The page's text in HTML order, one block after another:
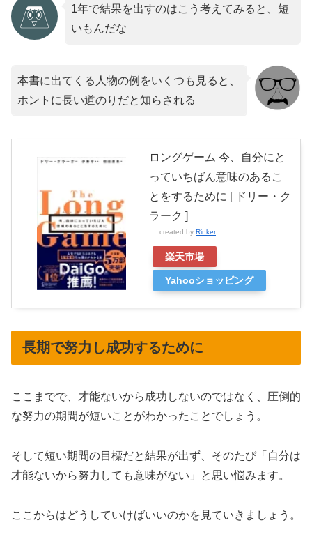
1年で結果を出すのはこう考えてみると、短
いもんだな
本書に出てくる人物の例をいくつも見ると、
ホントに長い道のりだと知らされる
ロングゲーム 今、自分にと
っていちばん意味のあるこ
とをするために [ ドリー・ク
ラーク ]
created by Rinker
楽天市場
Yahooショッピング
長期で努力し成功するために
ここまでで、才能ないから成功しないのではなく、圧倒的
な努力の期間が短いことがわかったことでしょう。
そして短い期間の目標だと結果が出ず、そのたび「自分は
才能ないから努力しても意味がない」と思い悩みます。
ここからはどうしていけばいいのかを見ていきましょう。